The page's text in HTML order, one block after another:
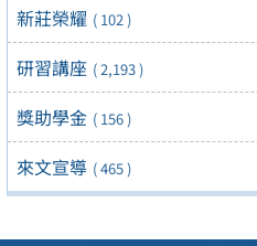
新莊榮耀 ( 102 )
研習講座 ( 2,193 )
獎助學金 ( 156 )
來文宣導 ( 465 )